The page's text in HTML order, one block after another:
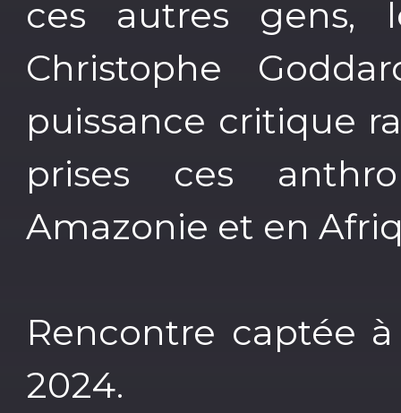
ces autres gens,
Christophe
puissance critique
prises ces
Amazonie et en
Rencontre captée
2024.